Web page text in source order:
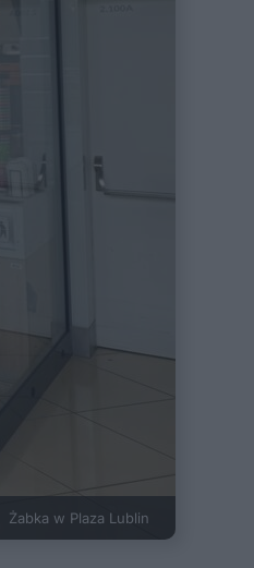
Żabka w Plaza Lublin